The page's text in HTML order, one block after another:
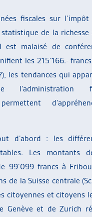
fiscales sur
de la richesse
est malaisé de
les 215’166.-
les tendances qui
l’administration
d’abord : les
Les montants
99’099 francs à
de la Suisse centrale
citoyennes et citoyens
Genève et de Zurich